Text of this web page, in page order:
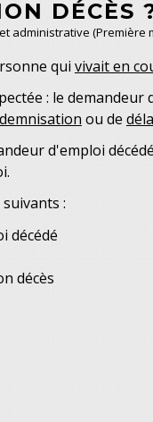
DÉCÈS
administrative (Première
qui vivait en
: le demandeur
ou de
d'emploi
:
décédé
décès